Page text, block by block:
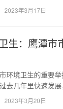
2023年3月17日
生：鹰潭市
环境卫生的重要
去几年里快速发
…2023年3月20日